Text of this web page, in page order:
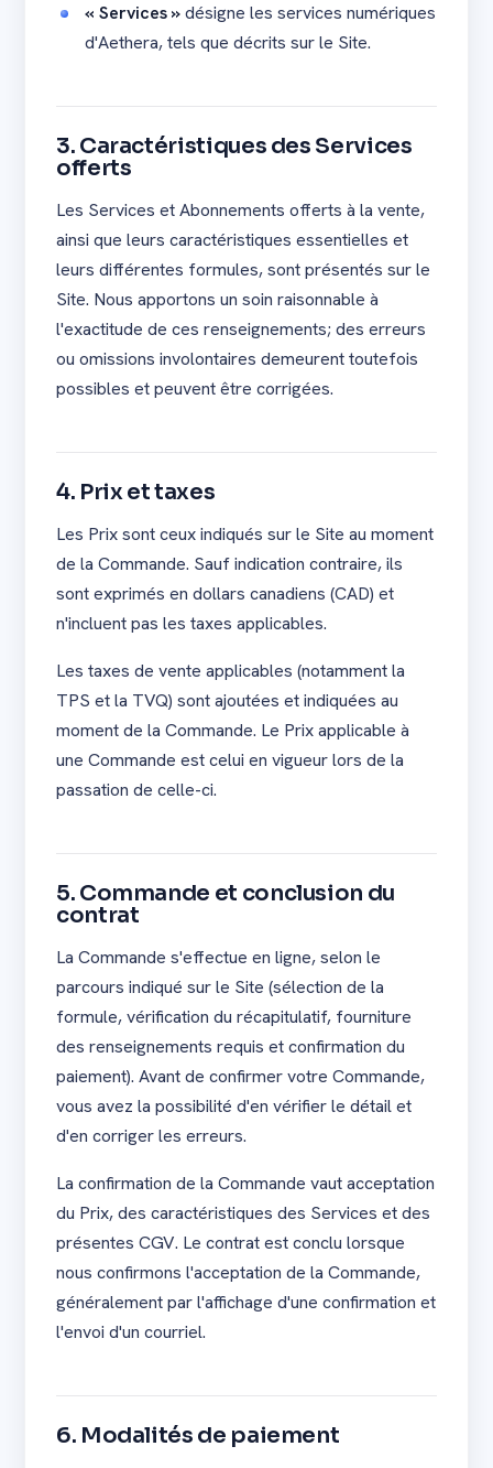
« Services »désigne les services numériques
d'Aethera, tels que décrits sur le Site.
3. Caractéristiques des Services
offerts
Les Services et Abonnements offerts à la vente,
ainsi que leurs caractéristiques essentielles et
leurs différentes formules, sont présentés sur le
Site. Nous apportons un soin raisonnable à
l'exactitude de ces renseignements; des erreurs
ou omissions involontaires demeurent toutefois
possibles et peuvent être corrigées.
4. Prix et taxes
Les Prix sont ceux indiqués sur le Site au moment
de la Commande. Sauf indication contraire, ils
sont exprimés en dollars canadiens (CAD) et
n'incluent pas les taxes applicables.
Les taxes de vente applicables (notamment la
TPS et la TVQ) sont ajoutées et indiquées au
moment de la Commande. Le Prix applicable à
une Commande est celui en vigueur lors de la
passation de celle-ci.
5. Commande et conclusion du
contrat
La Commande s'effectue en ligne, selon le
parcours indiqué sur le Site (sélection de la
formule, vérification du récapitulatif, fourniture
des renseignements requis et confirmation du
paiement). Avant de confirmer votre Commande,
vous avez la possibilité d'en vérifier le détail et
d'en corriger les erreurs.
La confirmation de la Commande vaut acceptation
du Prix, des caractéristiques des Services et des
présentes CGV. Le contrat est conclu lorsque
nous confirmons l'acceptation de la Commande,
généralement par l'affichage d'une confirmation et
l'envoi d'un courriel.
6. Modalités de paiement